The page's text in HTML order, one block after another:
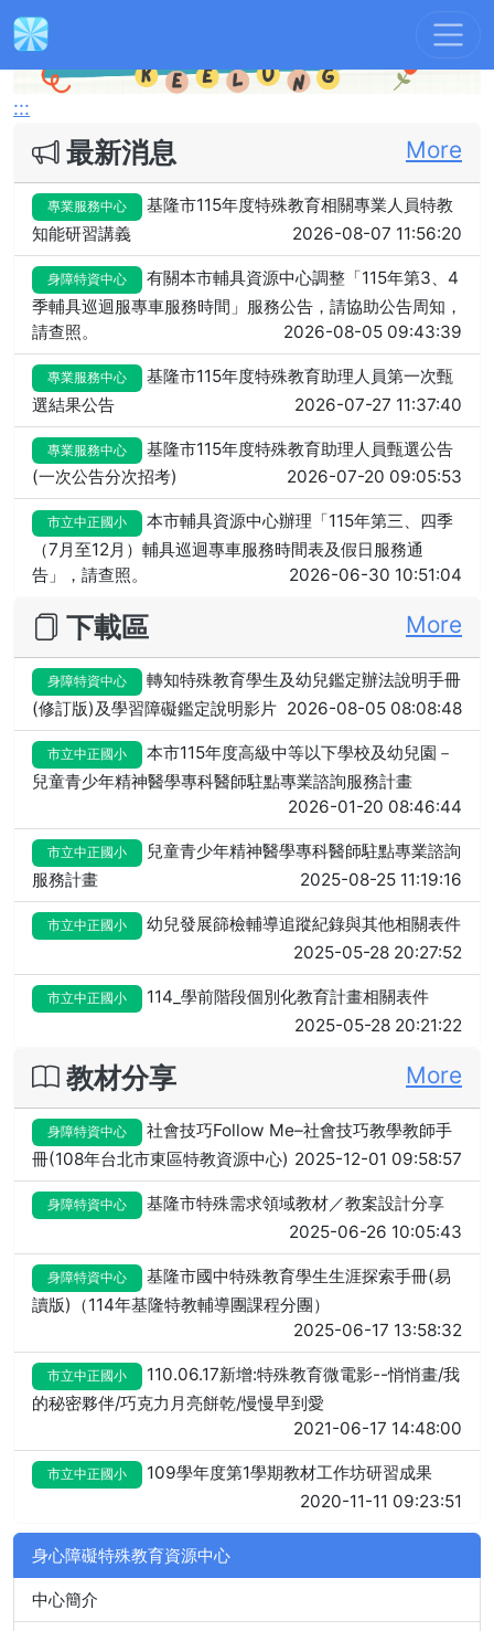
:::
More
最新消息
專業服務中心
基隆市115年度特殊教育相關專業人員特教
知能研習講義
2026-08-07 11:56:20
身障特資中心
有關本市輔具資源中心調整「115年第3、4
季輔具巡迴服專車服務時間」服務公告，請協助公告周知，
請查照。
2026-08-05 09:43:39
專業服務中心
基隆市115年度特殊教育助理人員第一次甄
選結果公告
2026-07-27 11:37:40
專業服務中心
基隆市115年度特殊教育助理人員甄選公告
(一次公告分次招考)
2026-07-20 09:05:53
市立中正國小
本市輔具資源中心辦理「115年第三、四季
（7月至12月）輔具巡迴專車服務時間表及假日服務通
告」，請查照。
2026-06-30 10:51:04
More
下載區
身障特資中心
轉知特殊教育學生及幼兒鑑定辦法說明手冊
(修訂版)及學習障礙鑑定說明影片 2026-08-05 08:08:48
市立中正國小
本市115年度高級中等以下學校及幼兒園－
兒童青少年精神醫學專科醫師駐點專業諮詢服務計畫
2026-01-20 08:46:44
市立中正國小
兒童青少年精神醫學專科醫師駐點專業諮詢
服務計畫
2025-08-25 11:19:16
市立中正國小
幼兒發展篩檢輔導追蹤紀錄與其他相關表件
2025-05-28 20:27:52
市立中正國小
114_學前階段個別化教育計畫相關表件
2025-05-28 20:21:22
More
教材分享
身障特資中心
社會技巧Follow Me–社會技巧教學教師手
冊(108年台北市東區特教資源中心) 2025-12-01 09:58:57
身障特資中心
基隆市特殊需求領域教材／教案設計分享
2025-06-26 10:05:43
身障特資中心
基隆市國中特殊教育學生生涯探索手冊(易
讀版)（114年基隆特教輔導團課程分團）
2025-06-17 13:58:32
市立中正國小
110.06.17新增:特殊教育微電影--悄悄畫/我
的秘密夥伴/巧克力月亮餅乾/慢慢早到愛
2021-06-17 14:48:00
市立中正國小
109學年度第1學期教材工作坊研習成果
2020-11-11 09:23:51
身心障礙特殊教育資源中心
中心簡介